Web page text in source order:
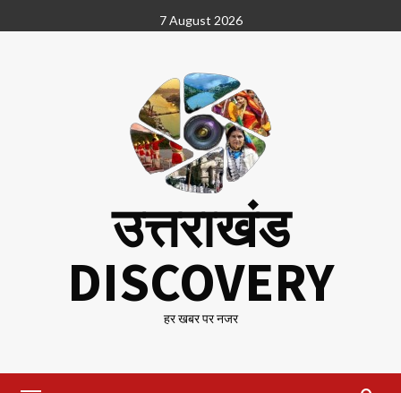
to
7 August 2026
उत्तराखंड
DISCOVERY
हर खबर पर नजर